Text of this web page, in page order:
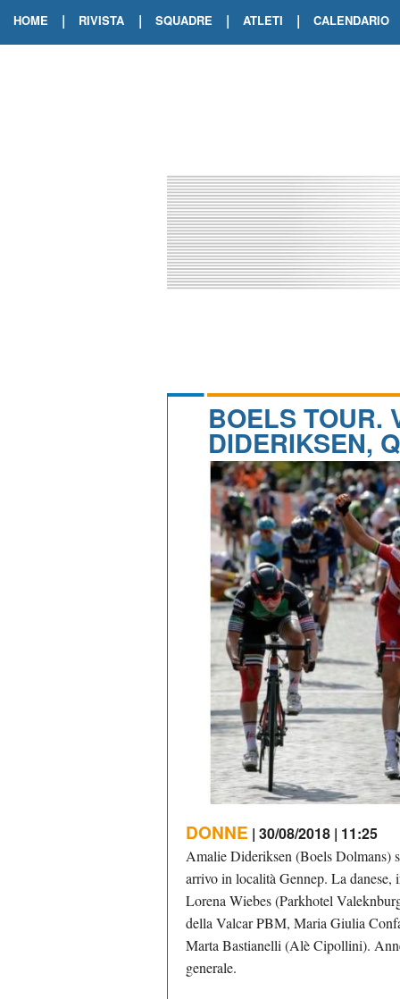
HOME | RIVISTA | SQUADRE | ATLETI | CALENDARIO
BOELS TOUR.
DIDERIKSEN,
DONNE | 30/08/2018 | 11:25
Amalie Dideriksen (Boels Dolmans)
arrivo in località Gennep. La
Lorena Wiebes (Parkhotel
della Valcar PBM, Maria Giulia
Marta Bastianelli (Alè Cipollini).
generale.